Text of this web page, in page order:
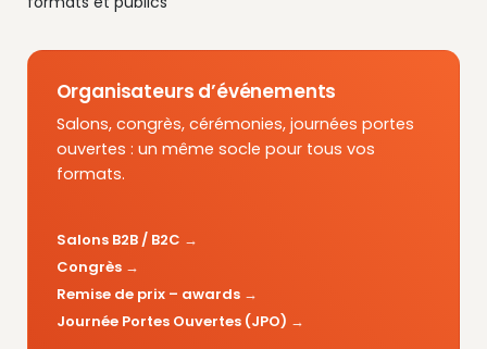
Organisateurs d’événements
Salons, congrès, cérémonies, journées portes
ouvertes : un même socle pour tous vos
formats.
Salons B2B / B2C
Congrès
Remise de prix – awards
Journée Portes Ouvertes (JPO)